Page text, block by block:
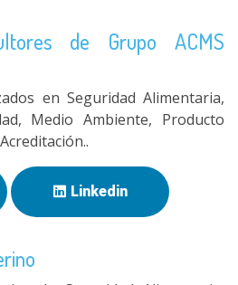
de Grupo ACMS
en Seguridad Alimentaria,
Medio Ambiente, Producto
Linkedin